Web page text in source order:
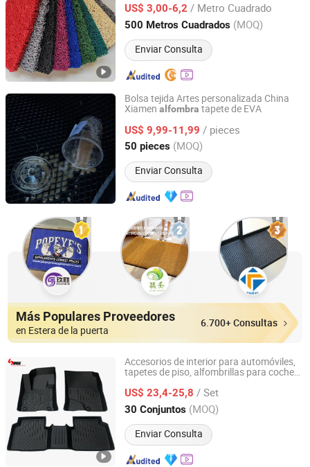
US$ 3,00-6,2 / Metro Cuadrado
500 Metros Cuadrados (MOQ)
Enviar Consulta
Shandong, China Desde 2020
Bolsa tejida Artes personalizada China
Xiamen alfombra tapete de EVA
US$ 9,99-11,99 / pieces
50 pieces (MOQ)
Enviar Consulta
Xiamen Artes Plasti Products Co., Ltd.
Fujian, China Desde 2025
Más Populares Proveedores
en Estera de la puerta
6.700+ Consultas
Accesorios de interior para automóviles,
tapetes de piso, alfombrillas para coches
US$ 23,4-25,8 / Set
30 Conjuntos (MOQ)
Enviar Consulta
Guangzhou Huge Logistics Equipment Company Ltd.
Guangdong, China Desde 2023